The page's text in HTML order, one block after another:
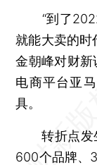
“到了2022
就能大卖的时
金朝峰对财
电商平台亚
具。
转折点发生
600个品牌、